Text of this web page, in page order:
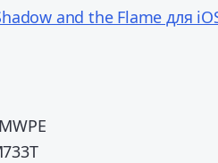
and the Flame для